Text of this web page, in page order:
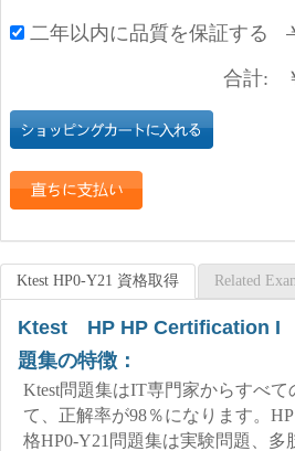
二年以内に品質を保証する
合計:
Ktest HP0-Y21 資格取得 Related
Ktest HP HP Certification I
題集の特徴：
Ktest問題集はIT専門家からすべ
て、正解率が98％になります。
格HP0-Y21問題集は実験問題、多